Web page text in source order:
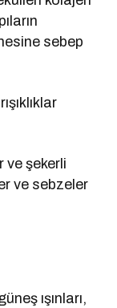
sebep
ve şekerli
ve sebzeler
ışınları,